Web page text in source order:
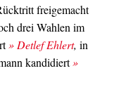
freigemacht
drei Wahlen im
» Detlef Ehlert, in
kandidiert»